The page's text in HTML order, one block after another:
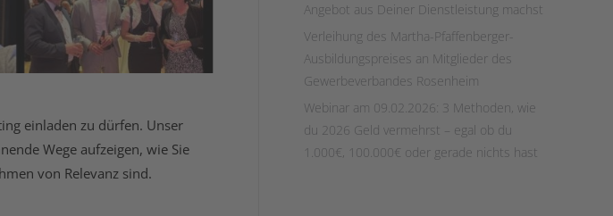
einladen zu dürfen. Unser
Wege aufzeigen, wie Sie
von Relevanz sind.
Angebot aus Deiner Dienstleistung machst
Verleihung des Martha-Pfaffenberger-
Ausbildungspreises an Mitglieder des
Gewerbeverbandes Rosenheim
Webinar am 09.02.2026: 3 Methoden, wie
du 2026 Geld vermehrst – egal ob du
1.000€, 100.000€ oder gerade nichts hast